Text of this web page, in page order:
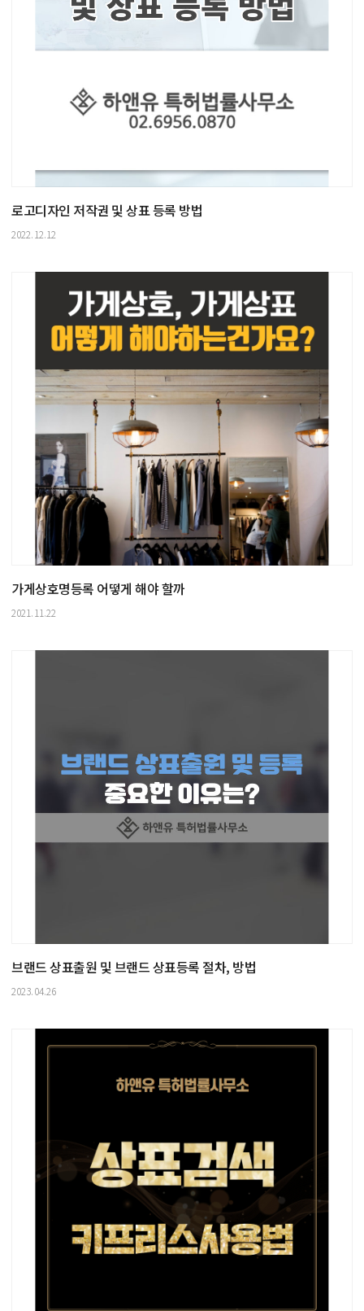
로고디자인 저작권 및 상표 등록 방법
2022.12.12
가게상호명등록 어떻게 해야 할까
2021.11.22
브랜드 상표출원 및 브랜드 상표등록 절차, 방법
2023.04.26